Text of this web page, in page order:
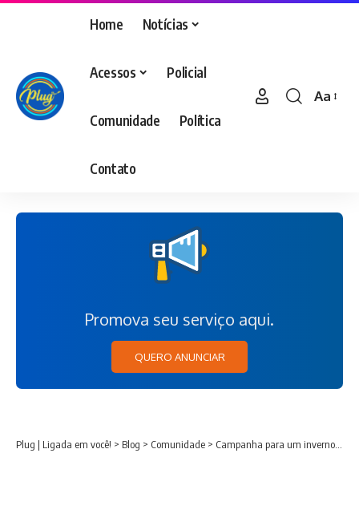
Home Notícias
Acessos Policial
Comunidade Política
Contato
Aa
Promova seu serviço aqui.
QUERO ANUNCIAR
Plug | Ligada em você! > Blog > Comunidade > Campanha para um inverno Pé Quente